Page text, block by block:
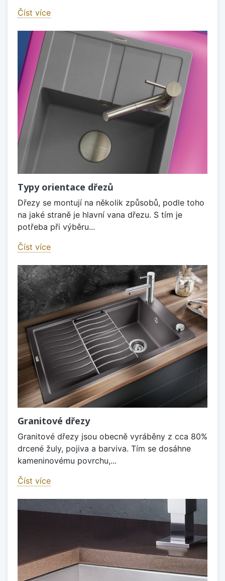
Číst více
Typy orientace dřezů
Dřezy se montují na několik způsobů, podle toho
na jaké straně je hlavní vana dřezu. S tím je
potřeba při výběru...
Číst více
Granitové dřezy
Granitové dřezy jsou obecně vyráběny z cca 80%
drcené žuly, pojiva a barviva. Tím se dosáhne
kameninovému povrchu,...
Číst více